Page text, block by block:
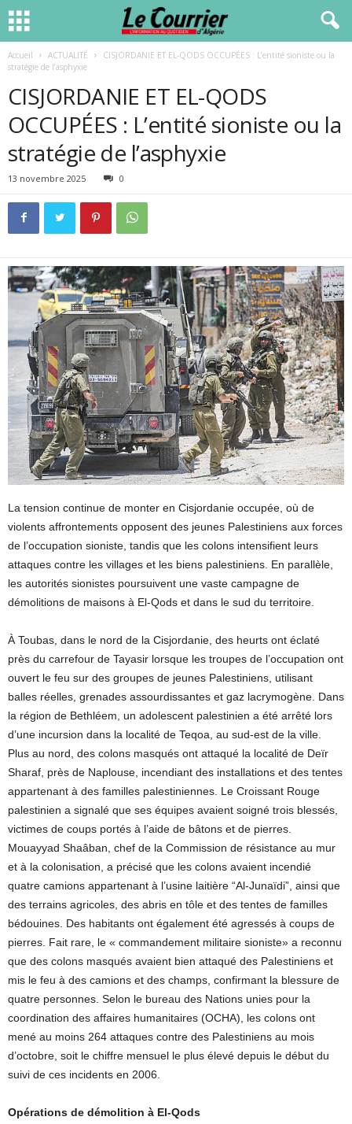
Accueil ACTUALITÉ
CISJORDANIE ET EL-QODS OCCUPÉES : L’entité sioniste ou la
stratégie de l’asphyxie
CISJORDANIE ET EL-QODS
OCCUPÉES : L’entité sioniste ou la
stratégie de l’asphyxie
13 novembre 2025 0
La tension continue de monter en Cisjordanie occupée, où de
violents affrontements opposent des jeunes Palestiniens aux forces
de l’occupation sioniste, tandis que les colons intensifient leurs
attaques contre les villages et les biens palestiniens. En parallèle,
les autorités sionistes poursuivent une vaste campagne de
démolitions de maisons à El-Qods et dans le sud du territoire.
À Toubas, dans le nord de la Cisjordanie, des heurts ont éclaté
près du carrefour de Tayasir lorsque les troupes de l’occupation ont
ouvert le feu sur des groupes de jeunes Palestiniens, utilisant
balles réelles, grenades assourdissantes et gaz lacrymogène. Dans
la région de Bethléem, un adolescent palestinien a été arrêté lors
d’une incursion dans la localité de Teqoa, au sud-est de la ville.
Plus au nord, des colons masqués ont attaqué la localité de Deïr
Sharaf, près de Naplouse, incendiant des installations et des tentes
appartenant à des familles palestiniennes. Le Croissant Rouge
palestinien a signalé que ses équipes avaient soigné trois blessés,
victimes de coups portés à l’aide de bâtons et de pierres.
Mouayyad Shaâban, chef de la Commission de résistance au mur
et à la colonisation, a précisé que les colons avaient incendié
quatre camions appartenant à l’usine laitière “Al-Junaïdi”, ainsi que
des terrains agricoles, des abris en tôle et des tentes de familles
bédouines. Des habitants ont également été agressés à coups de
pierres. Fait rare, le « commandement militaire sioniste» a reconnu
que des colons masqués avaient bien attaqué des Palestiniens et
mis le feu à des camions et des champs, confirmant la blessure de
quatre personnes. Selon le bureau des Nations unies pour la
coordination des affaires humanitaires (OCHA), les colons ont
mené au moins 264 attaques contre des Palestiniens au mois
d’octobre, soit le chiffre mensuel le plus élevé depuis le début du
suivi de ces incidents en 2006.
Opérations de démolition à El-Qods